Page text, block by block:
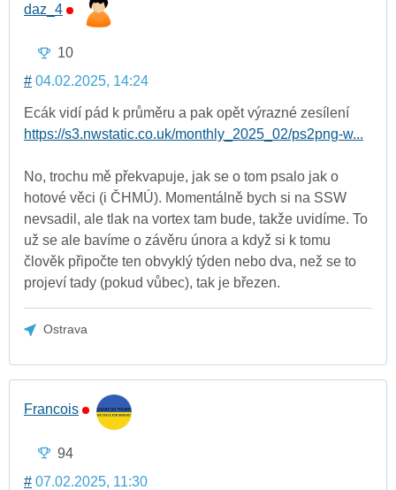
daz_4
10
# 04.02.2025, 14:24
Ecák vidí pád k průměru a pak opět výrazné zesílení
https://s3.nwstatic.co.uk/monthly_2025_02/ps2png-w...
No, trochu mě překvapuje, jak se o tom psalo jak o
hotové věci (i ČHMÚ). Momentálně bych si na SSW
nevsadil, ale tlak na vortex tam bude, takže uvidíme. To
už se ale bavíme o závěru února a když si k tomu
člověk připočte ten obvyklý týden nebo dva, než se to
projeví tady (pokud vůbec), tak je březen.
Ostrava
Francois
94
# 07.02.2025, 11:30